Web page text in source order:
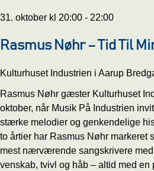
31. oktober kl 20:00 - 22:00
Rasmus Nøhr – Tid Til
Kulturhuset Industrien i Aarup
Rasmus Nøhr gæster Kulturhuset
oktober, når Musik På Industrien
stærke melodier og genkendelige
to årtier har Rasmus Nøhr markeret
mest nærværende sangskrivere
venskab, tvivl og håb – altid med